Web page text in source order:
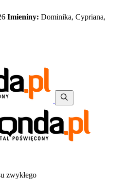
Imieniny: Dominika, Cypriana,
zwykłego